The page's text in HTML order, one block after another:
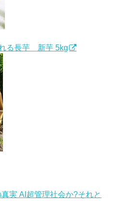
る長芋 新芋 5kg
実 AI超管理社会か?それと